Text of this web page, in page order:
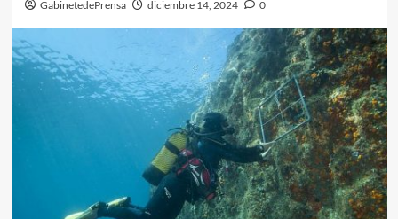
GabinetedePrensa diciembre 14, 2024 0